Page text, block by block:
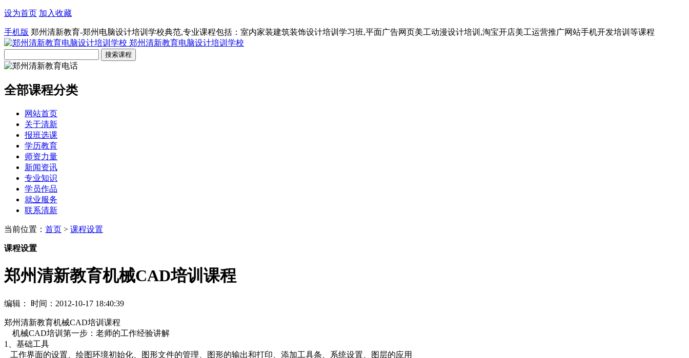
设为首页 加入收藏
手机版 郑州清新教育-郑州电脑设计培训学校典范,专业课程包括：室内家装建筑装饰设计培训学习班,平面广告网页美工动漫设计培训,淘宝开店美工运营推广网站手机开发培训等课程
郑州清新教育电脑设计培训学校
全部课程分类
网站首页
关于清新
报班选课
学历教育
师资力量
新闻资讯
专业知识
学员作品
就业服务
联系清新
当前位置： 首页 > 课程设置
课程设置
郑州清新教育机械CAD培训课程
编辑： 时间：2012-10-17 18:40:39
郑州清新教育机械CAD培训课程
机械CAD培训第一步：老师的工作经验讲解
1、基础工具
工作界面的设置、绘图环境初始化、图形文件的管理、图形的输出和打印、添加工具条、系统设置、图层的应用